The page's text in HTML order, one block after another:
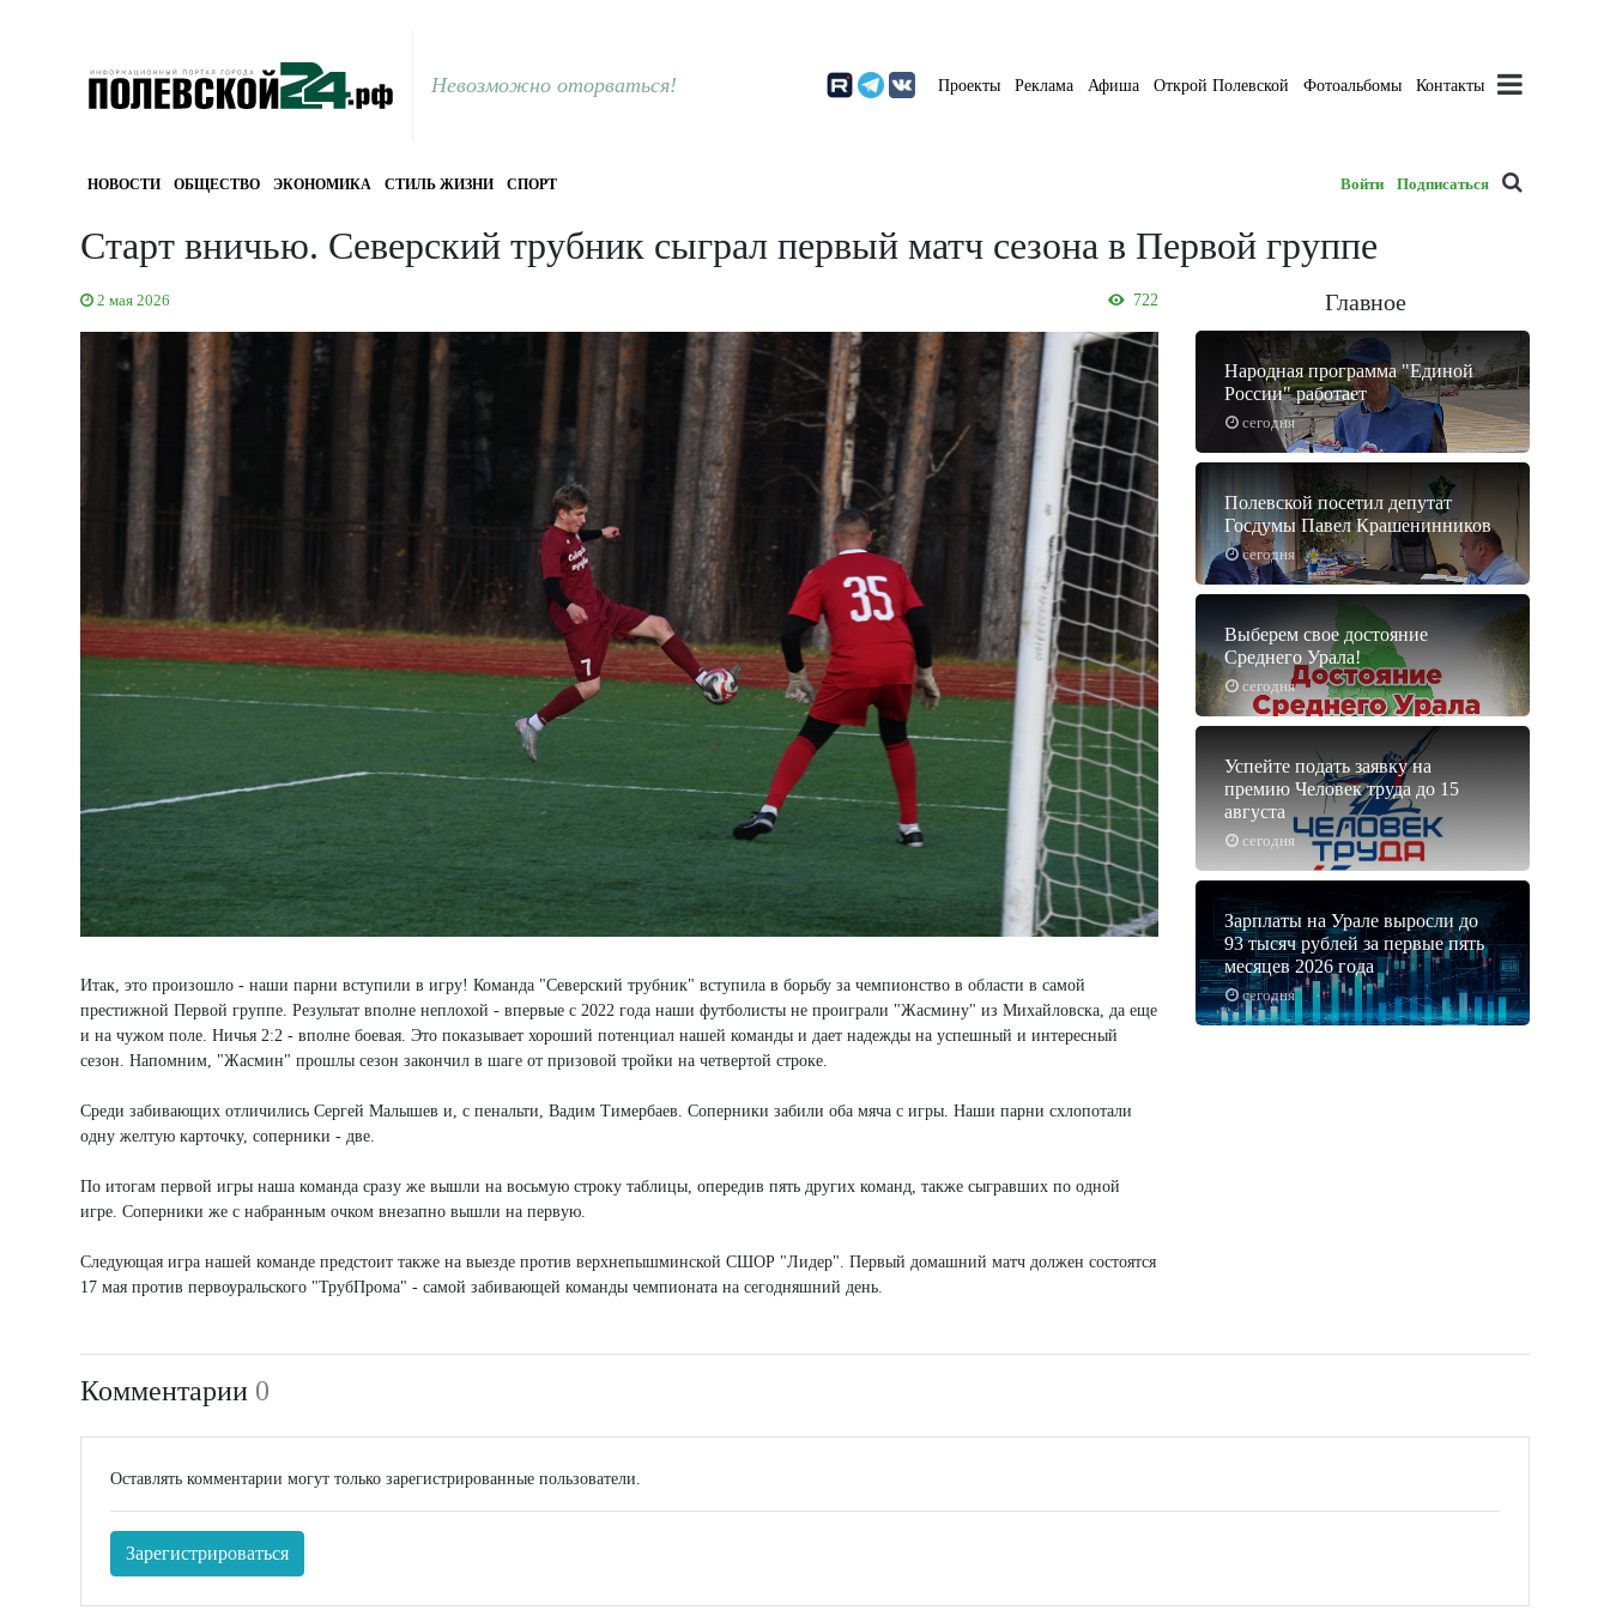
Невозможно оторваться! Проекты Реклама Афиша Открой Полевской Фотоальбомы Контакты
НОВОСТИ ОБЩЕСТВО ЭКОНОМИКА СТИЛЬ ЖИЗНИ СПОРТ Войти Подписаться
Старт вничью. Северский трубник сыграл первый матч сезона в Первой группе
2 мая 2026 722
Итак, это произошло - наши парни вступили в игру! Команда "Северский трубник" вступила в борьбу за чемпионство в области в самой
престижной Первой группе. Результат вполне неплохой - впервые с 2022 года наши футболисты не проиграли "Жасмину" из Михайловска, да еще
и на чужом поле. Ничья 2:2 - вполне боевая. Это показывает хороший потенциал нашей команды и дает надежды на успешный и интересный
сезон. Напомним, "Жасмин" прошлы сезон закончил в шаге от призовой тройки на четвертой строке.
Среди забивающих отличились Сергей Малышев и, с пенальти, Вадим Тимербаев. Соперники забили оба мяча с игры. Наши парни схлопотали
одну желтую карточку, соперники - две.
По итогам первой игры наша команда сразу же вышли на восьмую строку таблицы, опередив пять других команд, также сыгравших по одной
игре. Соперники же с набранным очком внезапно вышли на первую.
Следующая игра нашей команде предстоит также на выезде против верхнепышминской СШОР "Лидер". Первый домашний матч должен состоятся
17 мая против первоуральского "ТрубПрома" - самой забивающей команды чемпионата на сегодняшний день.
Главное
сегодня
Народная программа "Единой
России" работает
сегодня
Полевской посетил депутат
Госдумы Павел Крашенинников
сегодня
Выберем свое достояние
Среднего Урала!
сегодня
Успейте подать заявку на
премию Человек труда до 15
августа
сегодня
Зарплаты на Урале выросли до
93 тысяч рублей за первые пять
месяцев 2026 года
Комментарии 0
Оставлять комментарии могут только зарегистрированные пользователи.
Зарегистрироваться